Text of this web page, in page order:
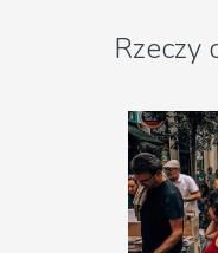
Rzeczy